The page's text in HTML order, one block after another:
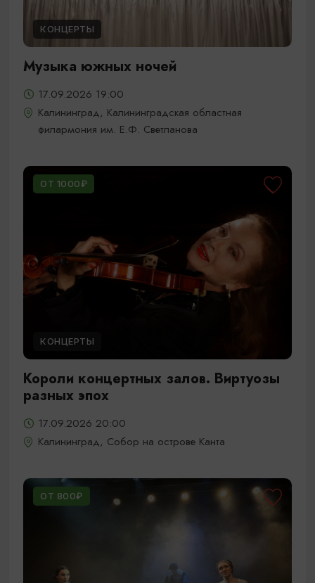
КОНЦЕРТЫ
Музыка южных ночей
17.09.2026 19:00
Калининград, Калининградская областная
филармония им. Е.Ф. Светланова
ОТ 1000₽
КОНЦЕРТЫ
Короли концертных залов. Виртуозы
разных эпох
17.09.2026 20:00
Калининград, Собор на острове Канта
ОТ 800₽